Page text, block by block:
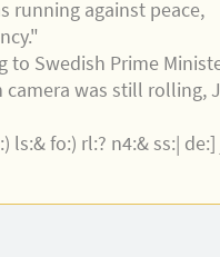
running against peace,
to Swedish Prime
camera was still rolling,
ls:& fo:) rl:? n4:& ss:| de:]